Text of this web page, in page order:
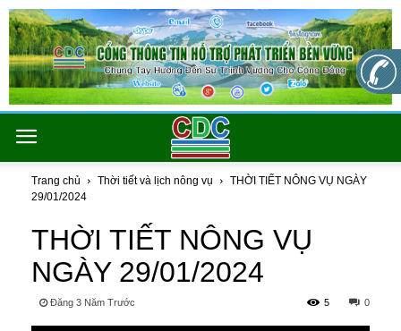
Trang chủ Thời tiết và lịch nông vụ
THỜI TIẾT NÔNG VỤ NGÀY
29/01/2024
THỜI TIẾT NÔNG VỤ
NGÀY 29/01/2024
Đăng 3 Năm Trước 0
5